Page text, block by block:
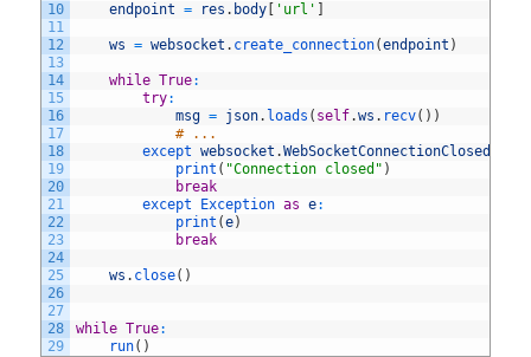
10
11
12
13
14
15
16
17
18
19
20
21
22
23
24
25
26
27
28
29
endpoint
= res . body 'url'
ws = websocket . create_connection(endpoint )
while True:
try:
msg = json. loads ( self.ws . recv( ) )
# ...
except websocket .
print ( "Connection closed" )
break
except
Exception as e:
print (e)
break
ws . close( )
while True:
run( )